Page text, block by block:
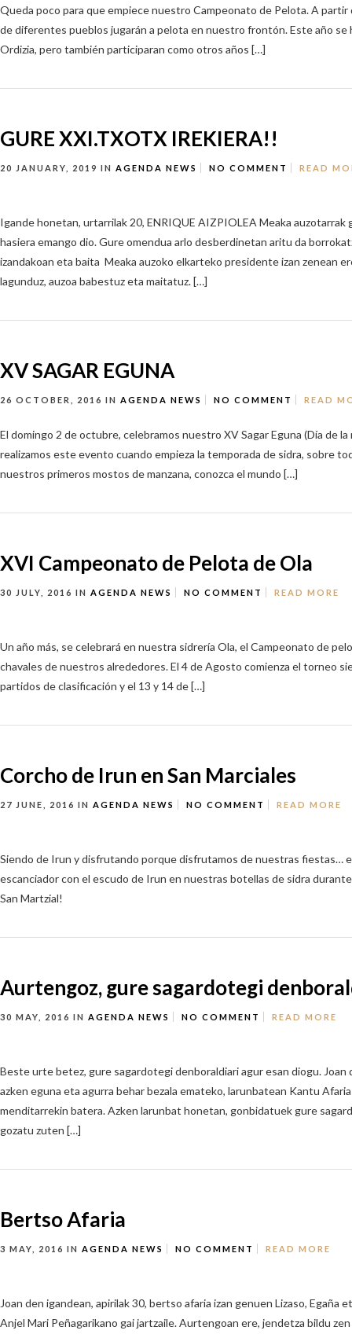
Queda poco para que empiece nuestro Campeonato de Pelota. A
de diferentes pueblos jugarán a pelota en nuestro frontón. Este año se
Ordizia, pero también participaran como otros años […]
GURE XXI.TXOTX IREKIERA!!
20 JANUARY, 2019 IN AGENDA NEWS NO COMMENT READ
Igande honetan, urtarrilak 20, ENRIQUE AIZPIOLEA Meaka auzotarrak
hasiera emango dio. Gure omendua arlo desberdinetan aritu da
izandakoan eta baita Meaka auzoko elkarteko presidente izan zenean
lagunduz, auzoa babestuz eta maitatuz. […]
XV SAGAR EGUNA
26 OCTOBER, 2016 IN AGENDA NEWS NO COMMENT READ
El domingo 2 de octubre, celebramos nuestro XV Sagar Eguna (Día de la
realizamos este evento cuando empieza la temporada de sidra, sobre
nuestros primeros mostos de manzana, conozca el mundo […]
XVI Campeonato de Pelota de Ola
30 JULY, 2016 IN AGENDA NEWS NO COMMENT READ MORE
Un año más, se celebrará en nuestra sidrería Ola, el Campeonato de
chavales de nuestros alrededores. El 4 de Agosto comienza el torneo
partidos de clasificación y el 13 y 14 de […]
Corcho de Irun en San Marciales
27 JUNE, 2016 IN AGENDA NEWS NO COMMENT READ MORE
Siendo de Irun y disfrutando porque disfrutamos de nuestras fiestas…
escanciador con el escudo de Irun en nuestras botellas de sidra
San Martzial!
Aurtengoz, gure sagardotegi
30 MAY, 2016 IN AGENDA NEWS NO COMMENT READ MORE
Beste urte betez, gure sagardotegi denboraldiari agur esan diogu. Joan
azken eguna eta agurra behar bezala emateko, larunbatean Kantu
menditarrekin batera. Azken larunbat honetan, gonbidatuek gure
gozatu zuten […]
Bertso Afaria
3 MAY, 2016 IN AGENDA NEWS NO COMMENT READ MORE
Joan den igandean, apirilak 30, bertso afaria izan genuen Lizaso, Egaña
Anjel Mari Peñagarikano gai jartzaile. Aurtengoan ere, jendetza bildu